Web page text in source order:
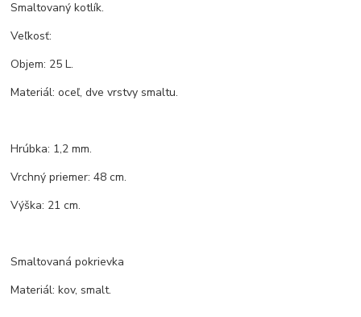
Smaltovaný kotlík.
Veľkosť:
Objem: 25 L.
Materiál: oceľ, dve vrstvy smaltu.
Hrúbka: 1,2 mm.
Vrchný priemer: 48 cm.
Výška: 21 cm.
Smaltovaná pokrievka
Materiál: kov, smalt.